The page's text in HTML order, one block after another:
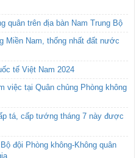
quân trên địa bàn Nam Trung Bộ
Miền Nam, thống nhất đất nước
tế Việt Nam 2024
việc tại Quân chủng Phòng không
tá, cấp tướng tháng 7 này được
đội Phòng không-Không quân